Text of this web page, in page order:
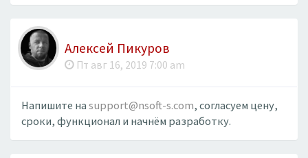
Алексей Пикуров
Пт авг 16, 2019 7:00 am
Напишите наsupport@nsoft-s.com, согласуем цену,
сроки, функционал и начнём разработку.